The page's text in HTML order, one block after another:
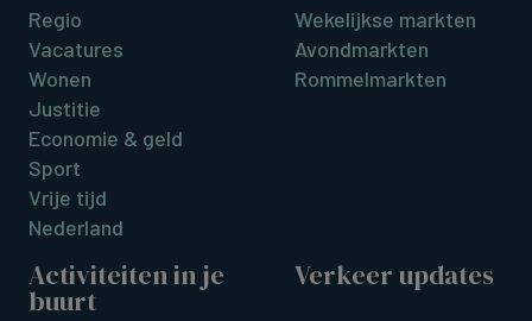
Regio
Vacatures
Wonen
Justitie
Economie & geld
Sport
Vrije tijd
Nederland
Wekelijkse markten
Avondmarkten
Rommelmarkten
Activiteiten in je
buurt
Verkeer updates